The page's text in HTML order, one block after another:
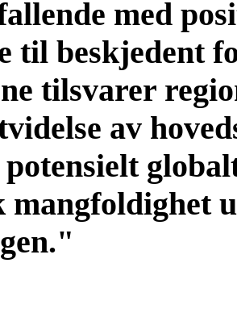
med
til beskjedent
tilsvarer
av
mangfoldighet